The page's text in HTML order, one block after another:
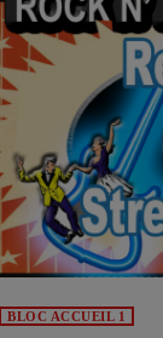
BLOC ACCUEIL 1